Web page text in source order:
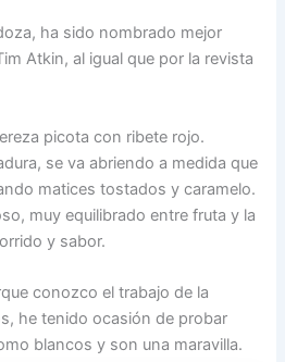
ha sido nombrado mejor
Atkin, al igual que por la revista
picota con ribete rojo.
se va abriendo a medida que
matices tostados y caramelo.
muy equilibrado entre fruta y la
y sabor.
conozco el trabajo de la
he tenido ocasión de probar
blancos y son una maravilla.